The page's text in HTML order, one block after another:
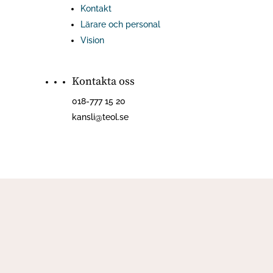
Kontakt
Lärare och personal
Vision
Kontakta oss
018-777 15 20
kansli@teol.se